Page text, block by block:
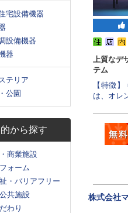
宅設備機器
設備機器
器
テリア
公園
から探す
商業施設
ォーム
・バリアフリー
共施設
わり
上質なデ
テム
【特徴
は、オレ
株式会社